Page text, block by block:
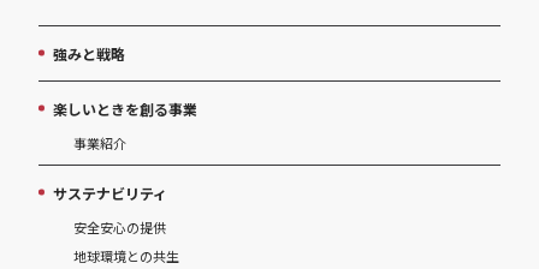
強みと戦略
楽しいときを創る事業
事業紹介
サステナビリティ
安全安心の提供
地球環境との共生